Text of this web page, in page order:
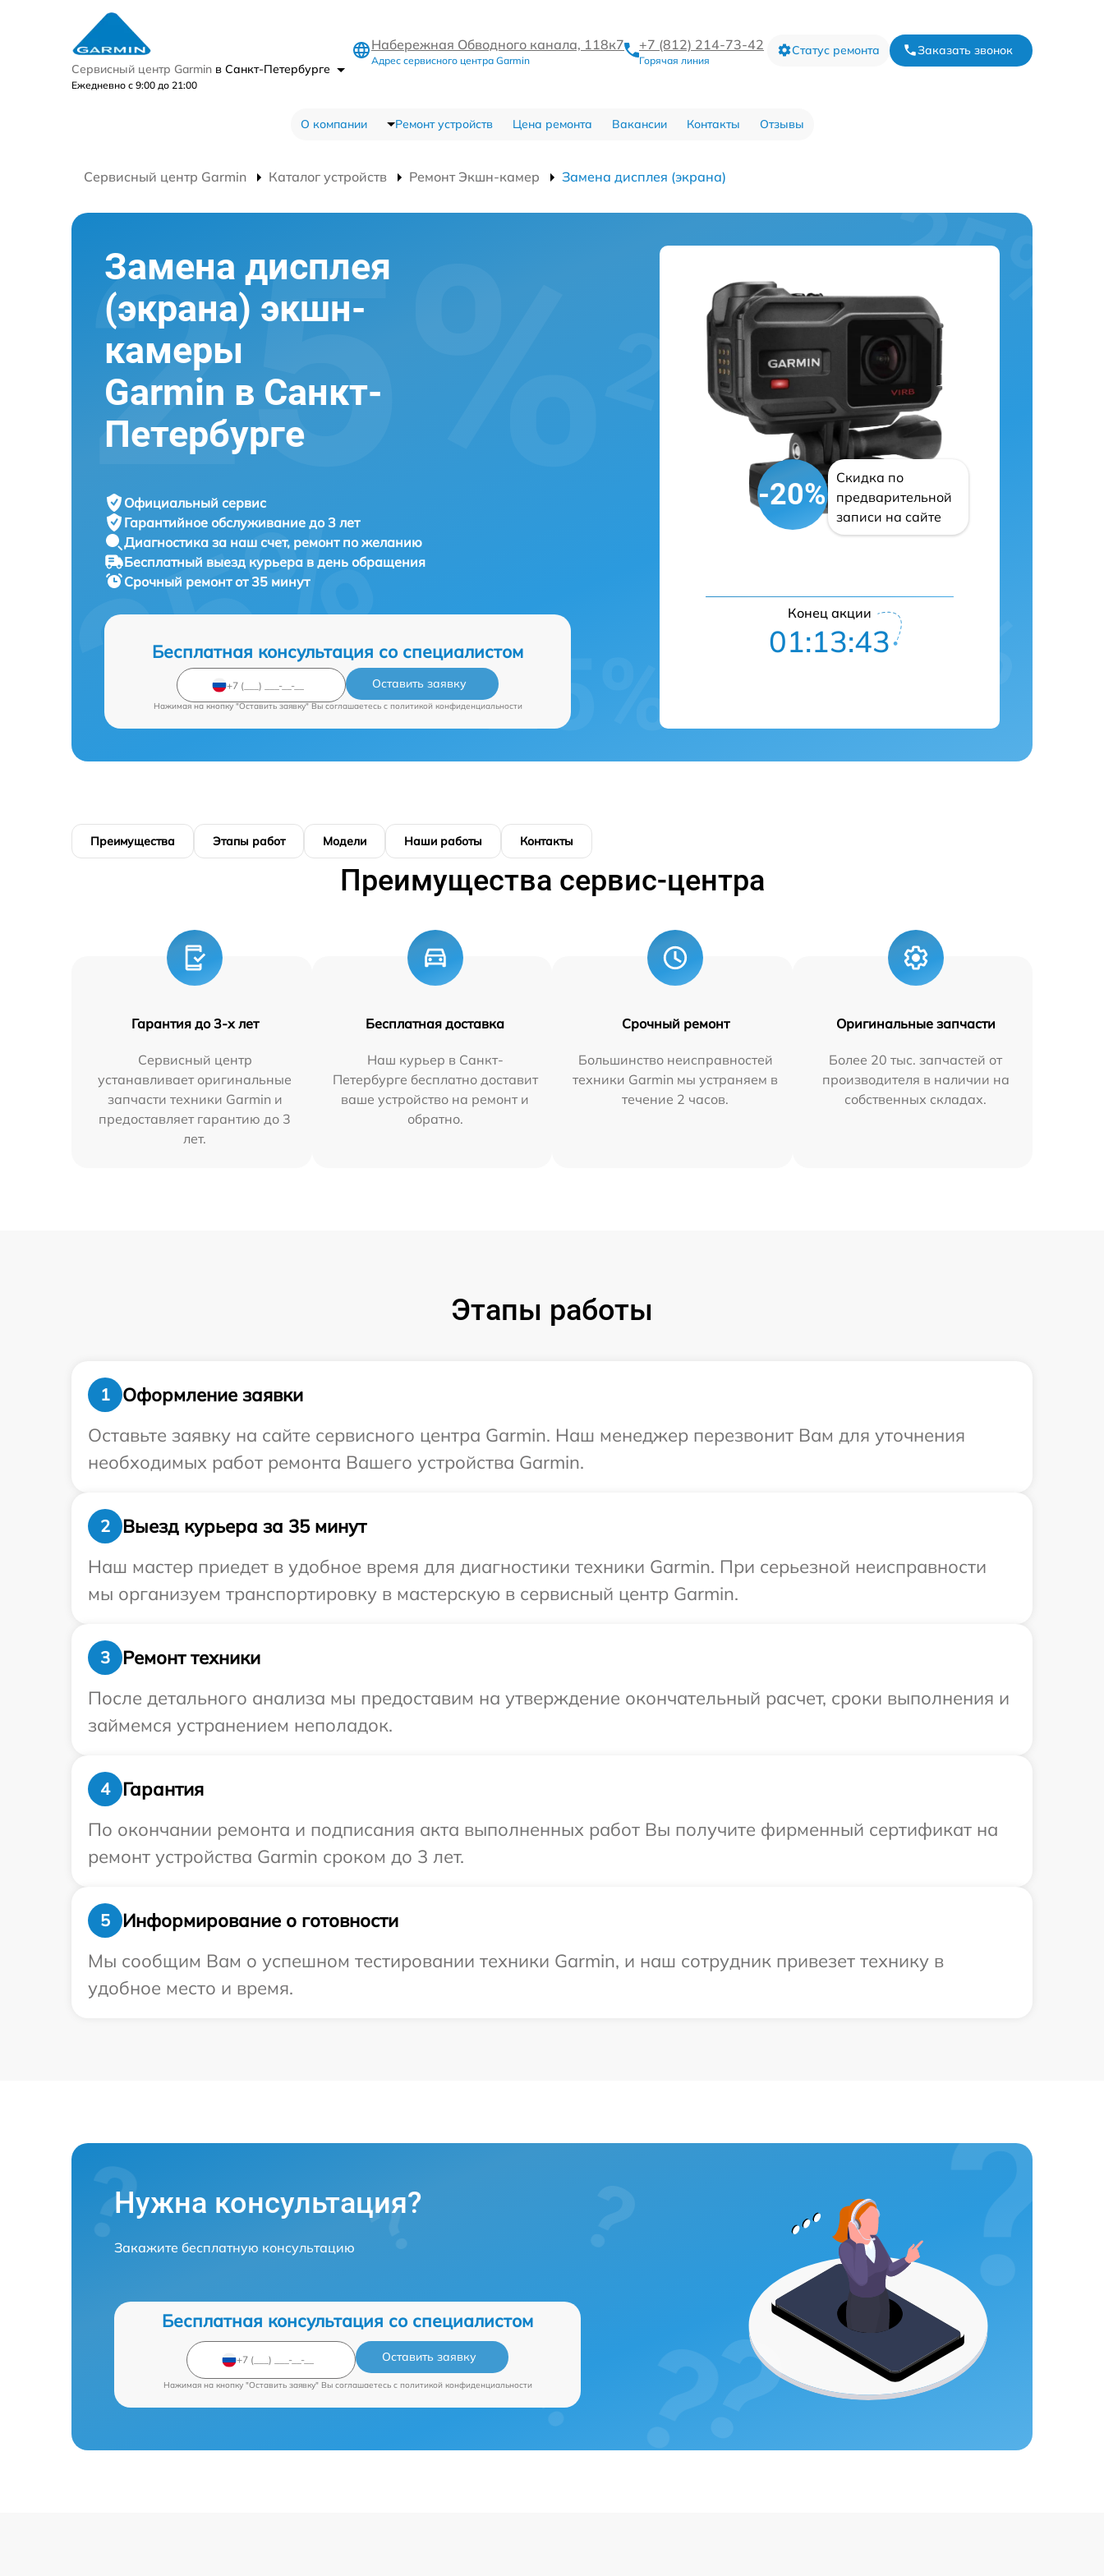
Сервисный центр Garmin в Санкт-Петербурге
Ежедневно с 9:00 до 21:00
Набережная Обводного канала, 118к7
Адрес сервисного центра Garmin
+7 (812) 214-73-42
Горячая линия
Статус ремонта Заказать звонок
О компании Ремонт устройств Цена ремонта Вакансии Контакты Отзывы
Сервисный центр Garmin Каталог устройств Ремонт Экшн-камер Замена дисплея (экрана)
Замена дисплея
(экрана) экшн-
камеры
Garmin в Санкт-
Петербурге
Официальный сервис
Гарантийное обслуживание до 3 лет
Диагностика за наш счет, ремонт по желанию
Бесплатный выезд курьера в день обращения
Срочный ремонтот 35 минут
Бесплатная консультация со специалистом
Оставить заявку
Нажимая на кнопку "Оставить заявку" Вы соглашаетесь c политикой конфиденциальности
-20%
Скидка по
предварительной
записи на сайте
Конец акции
01:13:42
Преимущества Этапы работ Модели Наши работы Контакты
Преимущества сервис-центра
Гарантия до 3-х лет
Сервисный центр
устанавливает оригинальные
запчасти техники Garmin и
предоставляет гарантию до 3
лет.
Бесплатная доставка
Наш курьер в Санкт-
Петербурге бесплатно доставит
ваше устройство на ремонт и
обратно.
Срочный ремонт
Большинство неисправностей
техники Garmin мы устраняем в
течение 2 часов.
Оригинальные запчасти
Более 20 тыс. запчастей от
производителя в наличии на
собственных складах.
Этапы работы
1
Оформление заявки
Оставьте заявку на сайте сервисного центра Garmin. Наш менеджер перезвонит Вам для уточнения
необходимых работ ремонта Вашего устройства Garmin.
2
Выезд курьера за 35 минут
Наш мастер приедет в удобное время для диагностики техники Garmin. При серьезной неисправности
мы организуем транспортировку в мастерскую в сервисный центр Garmin.
3
Ремонт техники
После детального анализа мы предоставим на утверждение окончательный расчет, сроки выполнения и
займемся устранением неполадок.
4
Гарантия
По окончании ремонта и подписания акта выполненных работ Вы получите фирменный сертификат на
ремонт устройства Garmin сроком до 3 лет.
5
Информирование о готовности
Мы сообщим Вам о успешном тестировании техники Garmin, и наш сотрудник привезет технику в
удобное место и время.
Нужна консультация?
Закажите бесплатную консультацию
Бесплатная консультация со специалистом
Оставить заявку
Нажимая на кнопку "Оставить заявку" Вы соглашаетесь c политикой конфиденциальности